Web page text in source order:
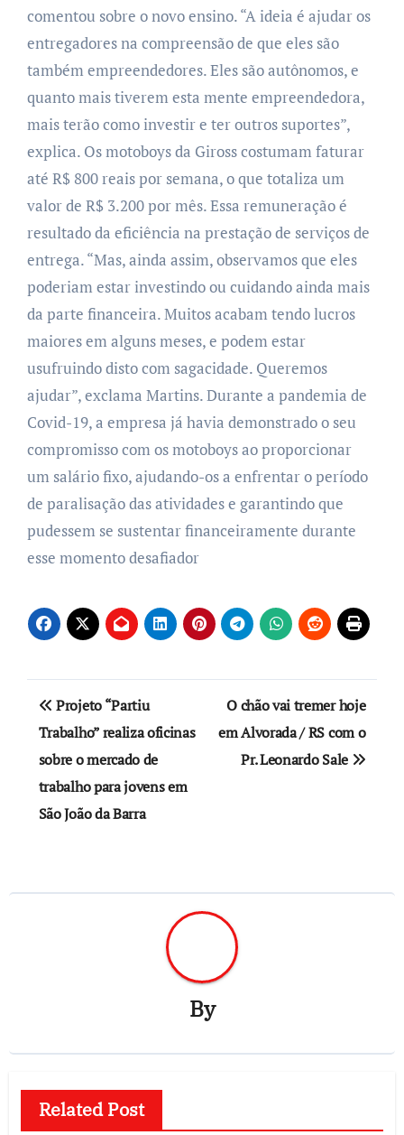
comentou sobre o novo ensino. “A ideia é ajudar os
entregadores na compreensão de que eles são
também empreendedores. Eles são autônomos, e
quanto mais tiverem esta mente empreendedora,
mais terão como investir e ter outros suportes”,
explica. Os motoboys da Giross costumam faturar
até R$ 800 reais por semana, o que totaliza um
valor de R$ 3.200 por mês. Essa remuneração é
resultado da eficiência na prestação de serviços de
entrega. “Mas, ainda assim, observamos que eles
poderiam estar investindo ou cuidando ainda mais
da parte financeira. Muitos acabam tendo lucros
maiores em alguns meses, e podem estar
usufruindo disto com sagacidade. Queremos
ajudar”, exclama Martins.Durante a pandemia de
Covid-19, a empresa já havia demonstrado o seu
compromisso com os motoboys ao proporcionar
um salário fixo, ajudando-os a enfrentar o período
de paralisação das atividades e garantindo que
pudessem se sustentar financeiramente durante
esse momento desafiador
Navegação
de
Post
Projeto “Partiu
Trabalho” realiza oficinas
sobre o mercado de
trabalho para jovens em
São João da Barra
O chão vai tremer hoje
em Alvorada / RS com o
Pr. Leonardo Sale
By
Related Post